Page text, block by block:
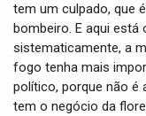
tem um culpado, que
bombeiro. E aqui está
sistematicamente, a
fogo tenha mais
político, porque não é
tem o negócio da